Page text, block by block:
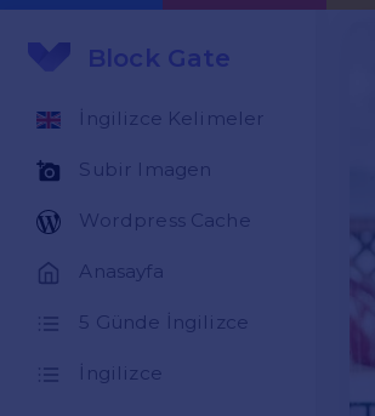
Block Gate
İngilizce Kelimeler
Subir Imagen
Wordpress Cache
Anasayfa
5 Günde İngilizce
İngilizce